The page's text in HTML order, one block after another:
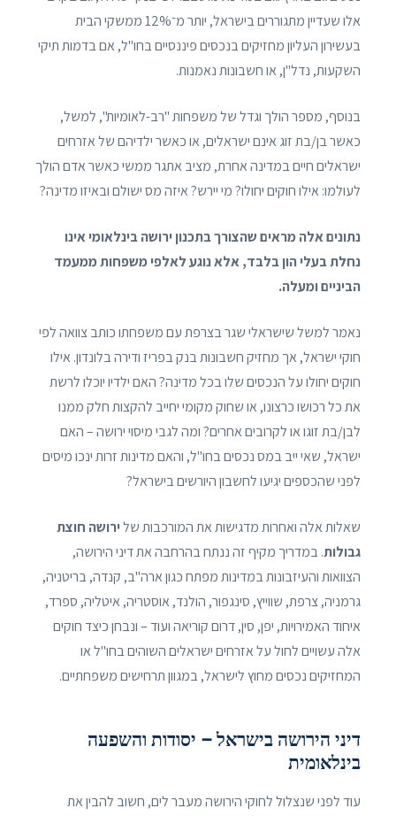
אלו שעדיין מתגוררים בישראל, יותר מ־12% ממשקי הבית
בעשירון העליון מחזיקים בנכסים פיננסיים בחו"ל, אם בדמות תיקי
השקעות, נדל"ן, או חשבונות נאמנות.
בנוסף, מספר הולך וגדל של משפחות "רב-לאומיות", למשל,
כאשר בן/בת זוג אינם ישראלים, או כאשר ילדיהם של אזרחים
ישראלים חיים במדינה אחרת, מציב אתגר ממשי כאשר אדם הולך
לעולמו: אילו חוקים יחולו? מי יירש? איזה מס ישולם ובאיזו מדינה?
נתונים אלה מראים שהצורך בתכנון ירושה בינלאומי אינו
נחלת בעלי הון בלבד, אלא נוגע לאלפי משפחות ממעמד
הביניים ומעלה.
נאמר למשל שישראלי שגר בצרפת עם משפחתו כותב צוואה לפי
חוקי ישראל, אך מחזיק חשבונות בנק בפריז ודירה בלונדון. אילו
חוקים יחולו על הנכסים שלו בכל מדינה? האם ילדיו יוכלו לרשת
את כל רכושו כרצונו, או שחוק מקומי יחייב להקצות חלק ממנו
לבן/בת זוגו או לקרובים אחרים? ומה לגבי מיסוי ירושה – האם
ישראל, שאי ייב במס נכסים בחו"ל, והאם מדינות זרות ינכו מיסים
לפני שהכספים יגיעו לחשבון היורשים בישראל?
שאלות אלה ואחרות מדגישות את המורכבות שלירושה חוצת
גבולות. במדריך מקיף זה ננתח בהרחבה את דיני הירושה,
הצוואות והעיזבונות במדינות מפתח כגון ארה"ב, קנדה, בריטניה,
גרמניה, צרפת, שווייץ, סינגפור, הולנד, אוסטריה, איטליה, ספרד,
איחוד האמירויות, יפן, סין, דרום קוריאה ועוד – ונבחן כיצד חוקים
אלה עשויים לחול על אזרחים ישראלים השוהים בחו"ל או
המחזיקים נכסים מחוץ לישראל, במגוון תרחישים משפחתיים.
דיני הירושה בישראל – יסודות והשפעה
בינלאומית
עוד לפני שנצלול לחוקי הירושה מעבר לים, חשוב להבין את